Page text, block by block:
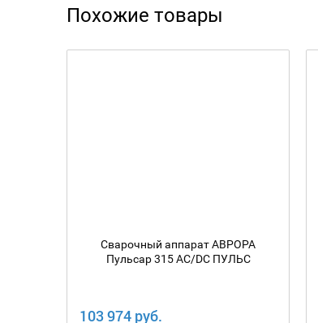
Похожие товары
Сварочный аппарат АВРОРА
Пульсар 315 AC/DC ПУЛЬС
103 974 руб.